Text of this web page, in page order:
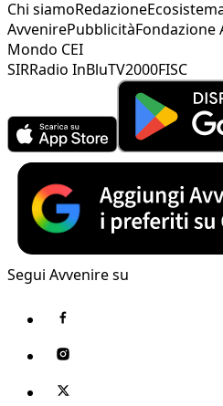
Chi siamoRedazione
AvvenirePubblicitàFondazione
Mondo CEI
SIRRadio InBluTV2000FISC
Segui Avvenire su